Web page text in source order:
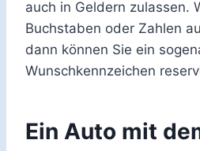
auch in Geldern zulassen.
Buchstaben oder Zahlen
dann können Sie ein
Wunschkennzeichen
Ein Auto mit